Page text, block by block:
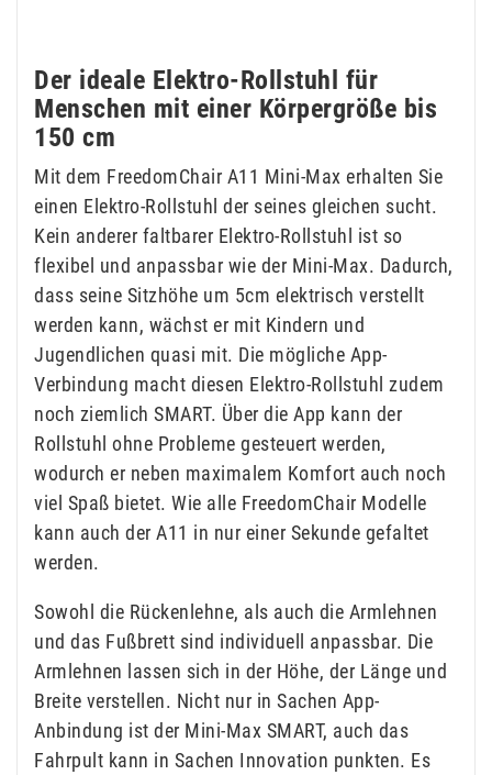
Der ideale Elektro-Rollstuhl für
Menschen mit einer Körpergröße bis
150 cm
Mit dem FreedomChair A11 Mini-Max erhalten Sie
einen Elektro-Rollstuhl der seines gleichen sucht.
Kein anderer faltbarer Elektro-Rollstuhl ist so
flexibel und anpassbar wie der Mini-Max. Dadurch,
dass seine Sitzhöhe um 5cm elektrisch verstellt
werden kann, wächst er mit Kindern und
Jugendlichen quasi mit. Die mögliche App-
Verbindung macht diesen Elektro-Rollstuhl zudem
noch ziemlich SMART. Über die App kann der
Rollstuhl ohne Probleme gesteuert werden,
wodurch er neben maximalem Komfort auch noch
viel Spaß bietet. Wie alle FreedomChair Modelle
kann auch der A11 in nur einer Sekunde gefaltet
werden.
Sowohl die Rückenlehne, als auch die Armlehnen
und das Fußbrett sind individuell anpassbar. Die
Armlehnen lassen sich in der Höhe, der Länge und
Breite verstellen. Nicht nur in Sachen App-
Anbindung ist der Mini-Max SMART, auch das
Fahrpult kann in Sachen Innovation punkten. Es